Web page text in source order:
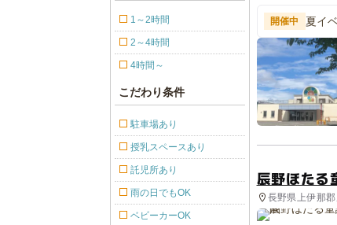
開催中 夏イ
辰野ほたる
長野県上伊那
1～2時間
2～4時間
4時間～
こだわり条件
駐車場あり
授乳スペースあり
託児所あり
雨の日でもOK
ベビーカーOK